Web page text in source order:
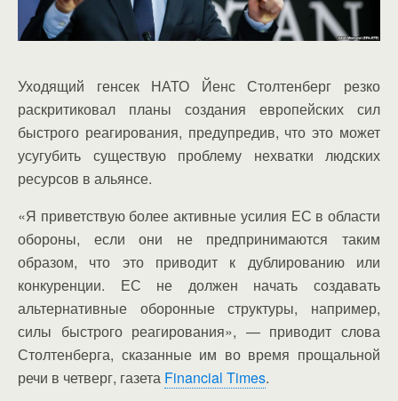
Уходящий генсек НАТО Йенс Столтенберг резко
раскритиковал планы создания европейских сил
быстрого реагирования, предупредив, что это может
усугубить существую проблему нехватки людских
ресурсов в альянсе.
«Я приветствую более активные усилия ЕС в области
обороны, если они не предпринимаются таким
образом, что это приводит к дублированию или
конкуренции. ЕС не должен начать создавать
альтернативные оборонные структуры, например,
силы быстрого реагирования», — приводит слова
Столтенберга, сказанные им во время прощальной
речи в четверг, газета Financial Times.